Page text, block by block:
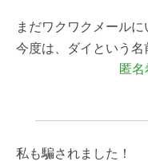
まだワクワクメールに
今度は、ダイという名
匿
私も騙されました！